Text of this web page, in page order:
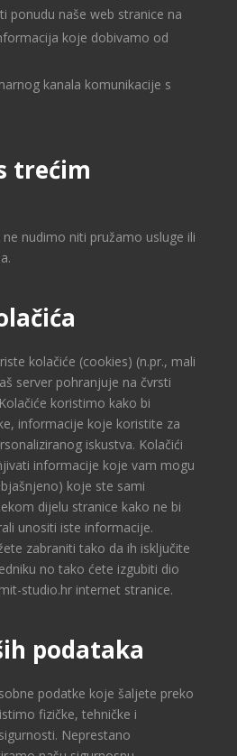
ponudu naše web stranice na
koje dobivamo od
kanala komunikacije s
trećim
nudimo niti pružamo usluge ili
kolačiće (cookies) (n.pr., mali
server pohranjuje na čvrsti
koristimo kako bi
informacije koje koristite za
iskustva. Kolačići
informacije koje vam mogu
koje ste sami
dijelu stranice kako ne bi
unositi iste informacije.
zabraniti tako da ih isključite
no tako ćete izgubiti dio
studio.hr internet stranice.
podataka
podatke koje šaljete preko
fizičke, tehničke i
Neprestano